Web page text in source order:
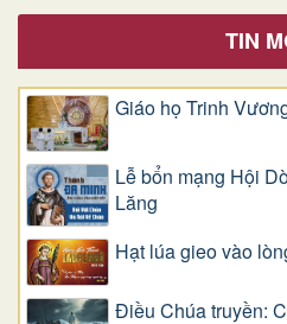
TIN
Giáo họ Trinh
Lễ bổn mạng Hội
Lăng
Hạt lúa gieo vào
Điều Chúa truyền: